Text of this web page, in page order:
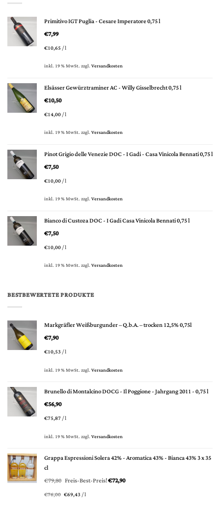
Primitivo IGT Puglia - Cesare Imperatore 0,75 l
€7,99
€10,65/l
inkl. 19 % MwSt.zzgl.Versandkosten
Elsässer Gewürztraminer AC - Willy Gisselbrecht 0,75 l
€10,50
€14,00/l
inkl. 19 % MwSt.zzgl.Versandkosten
Pinot Grigio delle Venezie DOC - I Gadi - Casa Vinicola Bennati 0,75 l
€7,50
€10,00/l
inkl. 19 % MwSt.zzgl.Versandkosten
Bianco di Custoza DOC - I Gadi Casa Vinicola Bennati 0,75 l
€7,50
€10,00/l
inkl. 19 % MwSt.zzgl.Versandkosten
BESTBEWERTETE PRODUKTE
Markgräfler Weißburgunder – Q.b.A. – trocken 12,5% 0,75l
€7,90
€10,53/l
inkl. 19 % MwSt.zzgl.Versandkosten
Brunello di Montalcino DOCG - Il Poggione - Jahrgang 2011 - 0,75 l
€56,90
€75,87/l
inkl. 19 % MwSt.zzgl.Versandkosten
Grappa Espressioni Solera 42% - Aromatica 43% - Bianca 43% 3 x 35
cl
€79,80 Ursprünglicher
Preis
war:
Freis-Best-Preis!€72,90Aktueller
€76,00 €69,43/l